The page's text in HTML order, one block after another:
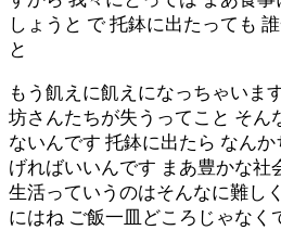
しょうと で 托鉢に出たっても
と
もう飢えに飢えになっちゃいま
坊さんたちが失うってこと そん
ないんです 托鉢に出たら なん
げればいいんです まあ豊かな社
生活っていうのはそんなに難し
にはね ご飯一皿どころじゃなく